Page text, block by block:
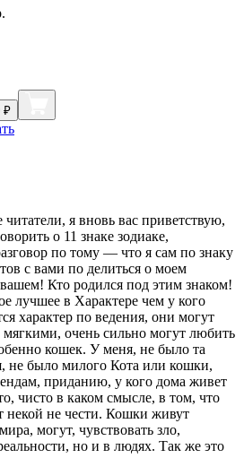
₽
я вновь вас приветствую,
о 11 знаке зодиаке,
по тому — что я сам по знаку
с вами по делиться о моем
Кто родился под этим знаком!
лучшее в Характере чем у кого
характер по ведения, они могут
очень сильно могут любить
кошек. У меня, не было та
не было милого Кота или кошки,
приданию, у кого дома живет
чисто в каком смысле, в том, что
некой не чести. Кошки живут
могут, чувствовать зло,
но и в людях. Так же это